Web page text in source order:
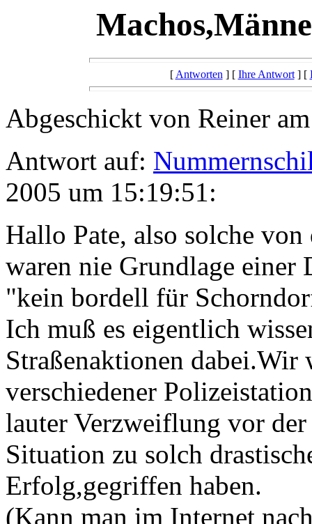
[Antworten] [ Ihre Antwort] [
Abgeschickt von Reiner
Antwort auf:
2005 um 15:19:51:
Hallo Pate, also solche
waren nie Grundlage einer
"kein bordell für
Ich muß es eigentlich
Straßenaktionen
verschiedener
lauter Verzweiflung vor
Situation zu solch
Erfolg,gegriffen haben.
(Kann man im Internet